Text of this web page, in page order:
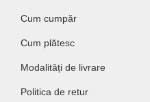
Cum cumpăr
Cum plătesc
Modalități de livrare
Politica de retur